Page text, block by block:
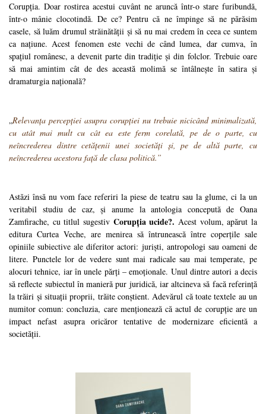
Corupția. Doar rostirea acestui cuvânt ne aruncă într-o stare furibundă,
într-o mânie clocotindă. De ce? Pentru că ne împinge să ne părăsim
casele, să luăm drumul străinătății și să nu mai credem în ceea ce suntem
ca națiune. Acest fenomen este vechi de când lumea, dar cumva, în
spațiul românesc, a devenit parte din tradiție și din folclor. Trebuie oare
să mai amintim cât de des această molimă se întâlnește în satira și
dramaturgia națională?
„Relevanța percepției asupra corupției nu trebuie nicicând minimalizată,
cu atât mai mult cu cât ea este ferm corelată, pe de o parte, cu
neîncrederea dintre cetățenii unei societăți și, pe de altă parte, cu
neîncrederea acestora față de clasa politică.”
Astăzi însă nu vom face referiri la piese de teatru sau la glume, ci la un
veritabil studiu de caz, și anume la antologia concepută de Oana
Zamfirache, cu titlul sugestiv Corupția ucide?. Acest volum, apărut la
editura Curtea Veche, are menirea să întrunească între coperțile sale
opiniile subiective ale diferitor actori: juriști, antropologi sau oameni de
litere. Punctele lor de vedere sunt mai radicale sau mai temperate, pe
alocuri tehnice, iar în unele părți – emoționale. Unul dintre autori a decis
să reflecte subiectul în manieră pur juridică, iar altcineva să facă referință
la trăiri și situații proprii, trăite conștient. Adevărul că toate textele au un
numitor comun: concluzia, care menționează că actul de corupție are un
impact nefast asupra oricăror tentative de modernizare eficientă a
societății.